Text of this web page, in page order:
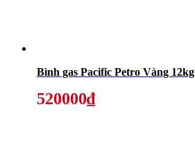
Bình gas Pacific Petro Vàng 12kg
520000₫